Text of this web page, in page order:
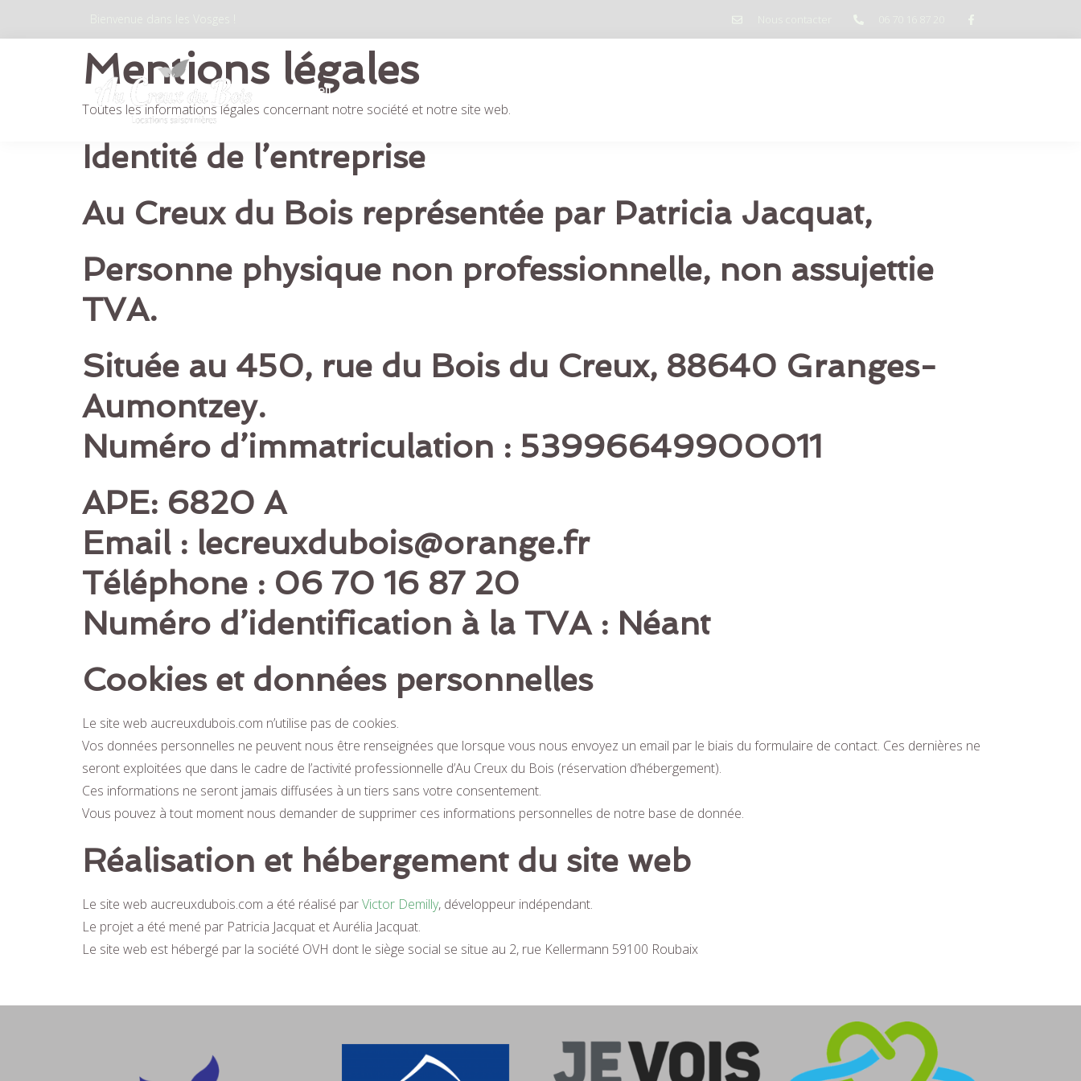
Bienvenue dans les Vosges !
Accueil Les gîtes
Mentions légales
Toutes les informations légales concernant notre société et notre site web.
Identité de l’entreprise
Au Creux du Bois représentée par Patricia Jacquat,
Personne physique non professionnelle, non assujettie
TVA.
Située au 450, rue du Bois du Creux, 88640 Granges-
Aumontzey.
Numéro d’immatriculation : 53996649900011
APE: 6820 A
Email : lecreuxdubois@orange.fr
Téléphone : 06 70 16 87 20
Numéro d’identification à la TVA : Néant
Cookies et données personnelles
Le site web aucreuxdubois.com n’utilise pas de cookies.
Vos données personnelles ne peuvent nous être renseignées que lorsque vous nous envoyez un email par le biais du formulaire de contact. Ces dernières ne
seront exploitées que dans le cadre de l’activité professionnelle d’Au Creux du Bois (réservation d’hébergement).
Ces informations ne seront jamais diffusées à un tiers sans votre consentement.
Vous pouvez à tout moment nous demander de supprimer ces informations personnelles de notre base de donnée.
Réalisation et hébergement du site web
Le site web aucreuxdubois.com a été réalisé parVictor Demilly, développeur indépendant.
Le projet a été mené par Patricia Jacquat et Aurélia Jacquat.
Le site web est hébergé par la société OVH dont le siège social se situe au 2, rue Kellermann 59100 Roubaix